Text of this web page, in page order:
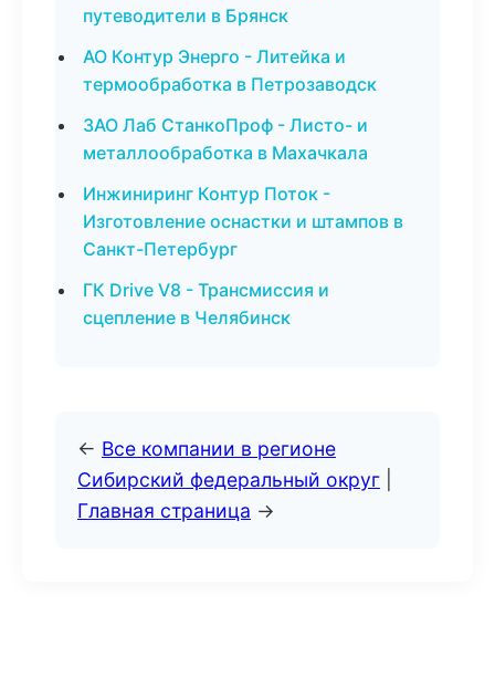
путеводители в Брянск
АО Контур Энерго - Литейка и
термообработка в Петрозаводск
ЗАО Лаб СтанкоПроф - Листо- и
металлообработка в Махачкала
Инжиниринг Контур Поток -
Изготовление оснастки и штампов в
Санкт-Петербург
ГК Drive V8 - Трансмиссия и
сцепление в Челябинск
← Все компании в регионе
Сибирский федеральный округ
Главная страница →